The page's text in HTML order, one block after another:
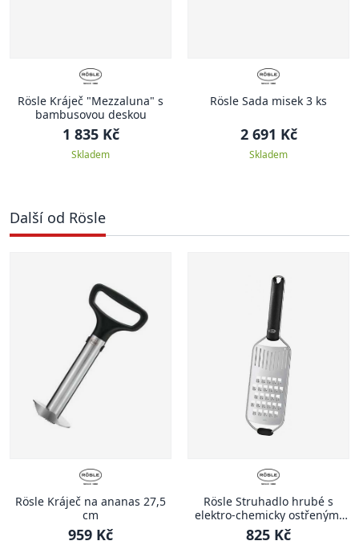
Rösle Kráječ "Mezzaluna" s
bambusovou deskou
1 835 Kč
Skladem
Rösle Sada misek 3 ks
2 691 Kč
Skladem
Další od Rösle
Rösle Kráječ na ananas 27,5
cm
959 Kč
Rösle Struhadlo hrubé s
elektro-chemicky ostřenými
břity 33,5 cm
825 Kč